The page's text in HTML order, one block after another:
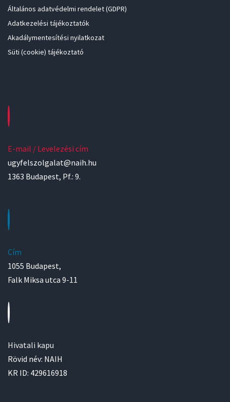
Általános adatvédelmi rendelet (GDPR)
Adatkezelési tájékoztatók
Akadálymentesítési nyilatkozat
Süti (cookie) tájékoztató
E-mail / Levelezési cím
ugyfelszolgalat@naih.hu
1363 Budapest, Pf.: 9.
Cím
1055 Budapest,
Falk Miksa utca 9-11
Hivatali kapu
Rövid név: NAIH
KR ID: 429616918